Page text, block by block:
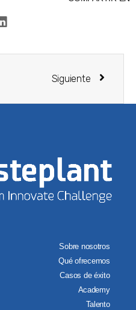
Siguiente
Sobre nosotros
Qué ofrecemos
Casos de éxito
Academy
Talento